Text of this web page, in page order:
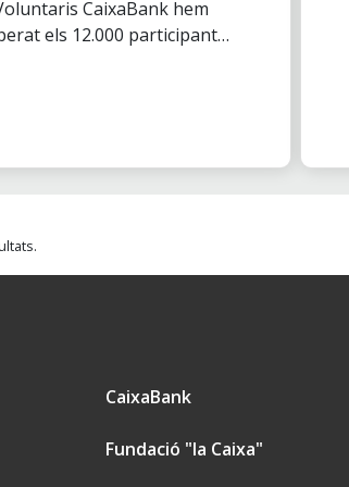
CaixaBank hem
els 12.000 participants
CaixaBank
Fundació "la Caixa"